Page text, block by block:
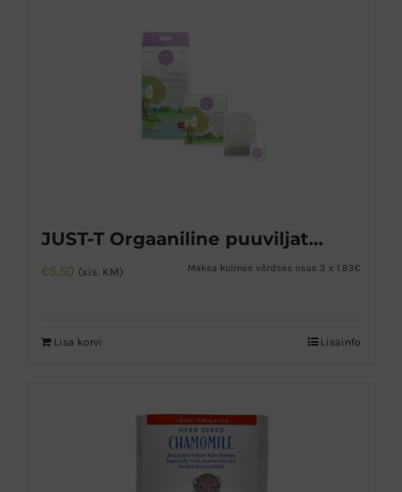
JUST-T Orgaaniline puuviljatee
€5,50 (sis. KM) Maksa kolmes võrdses osas 3 x 1.83€
Lisa korvi Lisainfo